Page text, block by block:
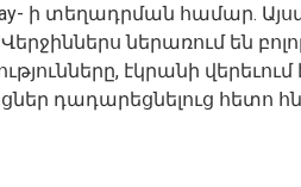
ի տեղադրման համար.
ներառում են բոլոր
էկրանի
դադարեցնելուց հետո